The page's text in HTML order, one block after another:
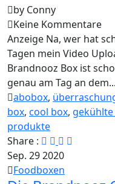
by Conny
Keine Kommentare
Anzeige Na, wer hat
Tagen mein Video
Brandnooz Box ist
genau am Tag an dem...
abobox,
box, cool box,
produkte
Share :
Sep. 292020
Foodboxen